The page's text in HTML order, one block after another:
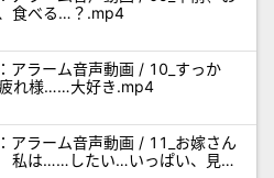
食べる…？.mp4
アラーム音声動画 / 10_すっか
れ様……大好き.mp4
アラーム音声動画 / 11_お嫁さん
は……したい…いっぱい、見